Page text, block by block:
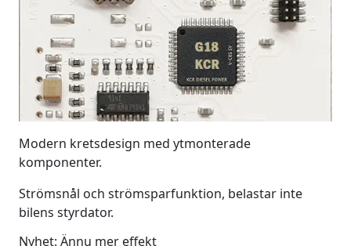
Modern kretsdesign med ytmonterade
komponenter.
Strömsnål och strömsparfunktion, belastar inte
bilens styrdator.
Nyhet: Ännu mer effekt